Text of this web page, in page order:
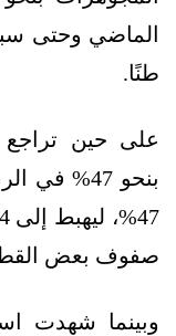
طنًا.
على حين تراجع
بنحو 47%
صفوف بعض
وبينما شهدت